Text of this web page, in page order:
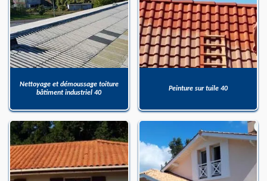
Nettoyage et démoussage toiture
bâtiment industriel 40
Peinture sur tuile 40